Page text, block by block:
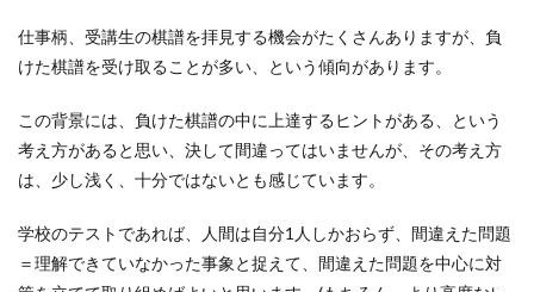
仕事柄、受講生の棋譜を拝見する機会がたくさんありますが、負
けた棋譜を受け取ることが多い、という傾向があります。
この背景には、負けた棋譜の中に上達するヒントがある、という
考え方があると思い、決して間違ってはいませんが、その考え方
は、少し浅く、十分ではないとも感じています。
学校のテストであれば、人間は自分1人しかおらず、間違えた問題
＝理解できていなかった事象と捉えて、間違えた問題を中心に対